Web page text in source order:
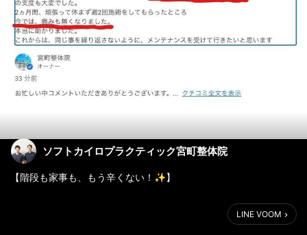
ソフトカイロプラクティック宮町整体院
【階段も家事も、もう辛くない！✨】
去年の12月から、右側の腰から足先まで走る「しびれ」と「痛
LINE VOOM